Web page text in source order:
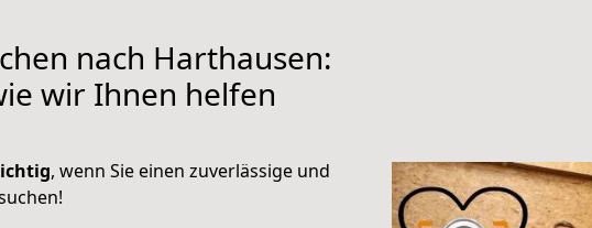
nach Harthausen:
wir Ihnen helfen
, wenn Sie einen zuverlässige und